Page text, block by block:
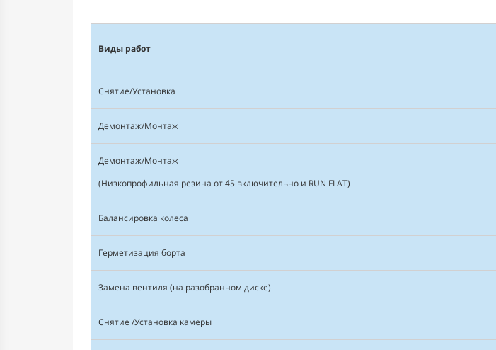
Виды работ
Снятие/Установка
Демонтаж/Монтаж
Демонтаж/Монтаж
(Низкопрофильная резина от 45 включительно и RUN FLAT)
Балансировка колеса
Герметизация борта
Замена вентиля (на разобранном диске)
Снятие /Установка камеры